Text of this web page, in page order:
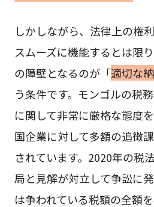
しかしながら、法律上の権
スムーズに機能するとは限
の障壁となるのが「適切な
う条件です。モンゴルの税
に関して非常に厳格な態度
国企業に対して多額の追徴
されています。2020年の税
局と見解が対立して争訟に
は争われている税額の全額